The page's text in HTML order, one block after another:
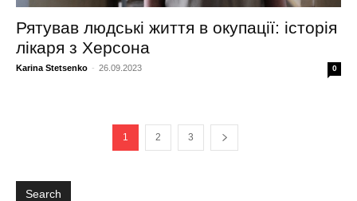
Рятував людські життя в окупації: історія
лікаря з Херсона
Karina Stetsenko - 26.09.2023 0
1 2 3
Search